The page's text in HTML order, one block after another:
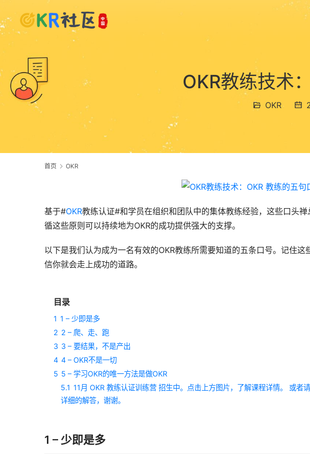
OKR教练技术
OKR
首页 OKR
基于#OKR教练认证#和学员在组织和团队中的集体教练经验，这些口头
循这些原则可以持续地为OKR的成功提供强大的支撑。
以下是我们认为成为一名有效的OKR教练所需要知道的五条口号。记住
信你就会走上成功的道路。
目录
1 1 – 少即是多
2 2 – 爬、走、跑
3 3 – 要结果，不是产出
4 4 – OKR不是一切
5 5 – 学习OKR的唯一方法是做OKR
5.1 11月 OKR 教练认证训练营 招生中。点击上方图片，了解课程详情。 或者
详细的解答，谢谢。
1 – 少即是多